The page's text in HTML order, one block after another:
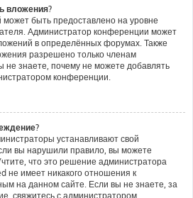
вложения?
быть предоставлено на уровне
Администратор конференции может
в определённых форумах. Также
разрешено только членам
не знаете, почему не можете добавлять
конференции.
устанавливают свой
вы нарушили правило, вы можете
что это решение администратора
не имеет никакого отношения к
на данном сайте. Если вы не знаете, за
свяжитесь с администратором